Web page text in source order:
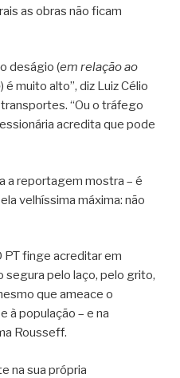
as obras não ficam
deságio (em relação ao
) é muito alto”, diz Luiz Célio
“Ou o tráfego
acredita que pode
a reportagem mostra – é
velhíssima máxima: não
PT finge acreditar em
segura pelo laço, pelo grito,
que ameace o
à população – e na
Rousseff.
na sua própria